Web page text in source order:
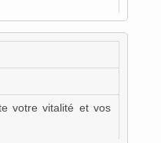
votre vitalité et vos